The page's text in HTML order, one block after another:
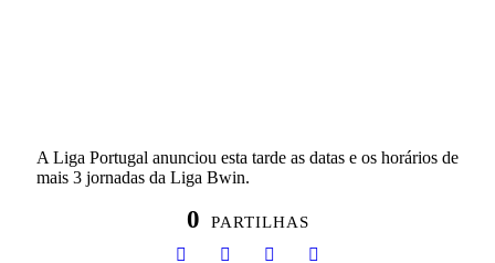
A Liga Portugal anunciou esta tarde as datas e os horários de
mais 3 jornadas da Liga Bwin.
0 PARTILHAS